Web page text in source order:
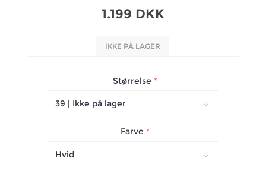
1.199 DKK
IKKE PÅ LAGER
Størrelse *
Farve *